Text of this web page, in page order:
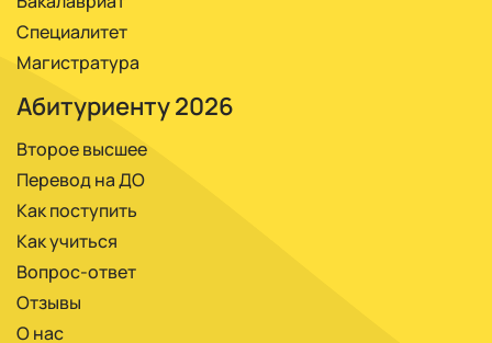
Специалитет
Магистратура
Абитуриенту 2026
Второе высшее
Перевод на ДО
Как поступить
Как учиться
Вопрос-ответ
Отзывы
О нас